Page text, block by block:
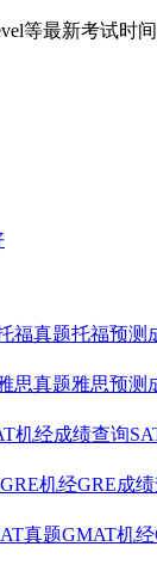
等最新考试时间
福真题托福预测
思真题雅思预测
机经成绩查询
GRE机经GRE成
真题GMAT机经